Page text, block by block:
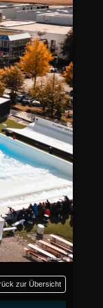
zur Übersicht